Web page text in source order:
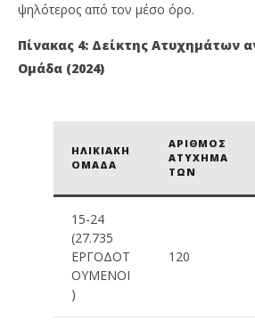
ψηλότερος από τον μέσο όρο.
Πίνακας 4: Δείκτης Ατυχημάτων
Ομάδα (2024)
ΗΛΙΚΙΑΚΉ
ΟΜΆΔΑ
ΑΡΙΘΜΌΣ
ΑΤΥΧΗΜΆ
ΤΩΝ
15-24
(27.735
ΕΡΓΟΔΟΤ
ΟΎΜΕΝΟΙ
)
120